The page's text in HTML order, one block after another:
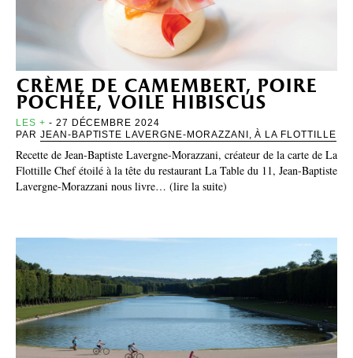
crème de camembert, poire
pochée, voile hibiscus
LES + - 27 DÉCEMBRE 2024
PAR JEAN-BAPTISTE LAVERGNE-MORAZZANI, À LA FLOTTILLE
Recette de Jean-Baptiste Lavergne-Morazzani, créateur de la carte de La
Flottille Chef étoilé à la tête du restaurant La Table du 11, Jean-Baptiste
Lavergne-Morazzani nous livre… (lire la suite)